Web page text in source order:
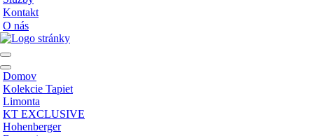
Kontakt
O nás
Menu
navigácie
Menu
navigácie
Domov
Kolekcie Tapiet
Limonta
KT EXCLUSIVE
Hohenberger